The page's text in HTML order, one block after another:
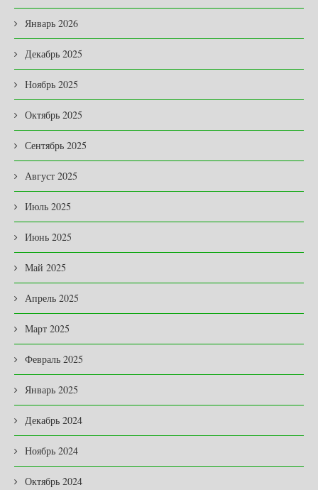
Январь 2026
Декабрь 2025
Ноябрь 2025
Октябрь 2025
Сентябрь 2025
Август 2025
Июль 2025
Июнь 2025
Май 2025
Апрель 2025
Март 2025
Февраль 2025
Январь 2025
Декабрь 2024
Ноябрь 2024
Октябрь 2024